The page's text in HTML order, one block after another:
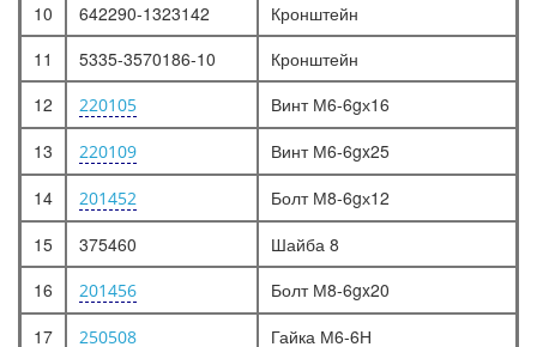
10
642290-1323142
Кронштейн
11
5335-3570186-10
Кронштейн
12
220105
Винт М6-6gх16
13
220109
Винт М6-6gx25
14
201452
Болт М8-6gх12
15
375460
Шайба 8
16
201456
Болт М8-6gx20
17
250508 Гайка М6-6Н